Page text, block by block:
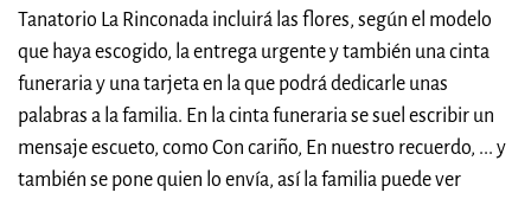
Tanatorio La Rinconada incluirá las flores, según el modelo
que haya escogido, la entrega urgente y también una cinta
funeraria y una tarjeta en la que podrá dedicarle unas
palabras a la familia. En la cinta funeraria se suel escribir un
mensaje escueto, como Con cariño, En nuestro recuerdo, ... y
también se pone quien lo envía, así la familia puede ver